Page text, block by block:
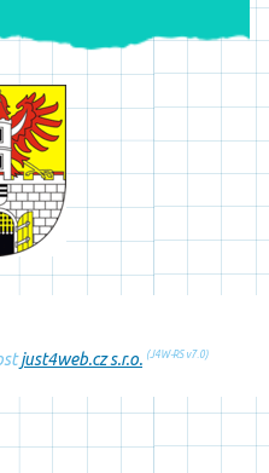
just4web.cz s.r.o. (J4W-RS v7.0)